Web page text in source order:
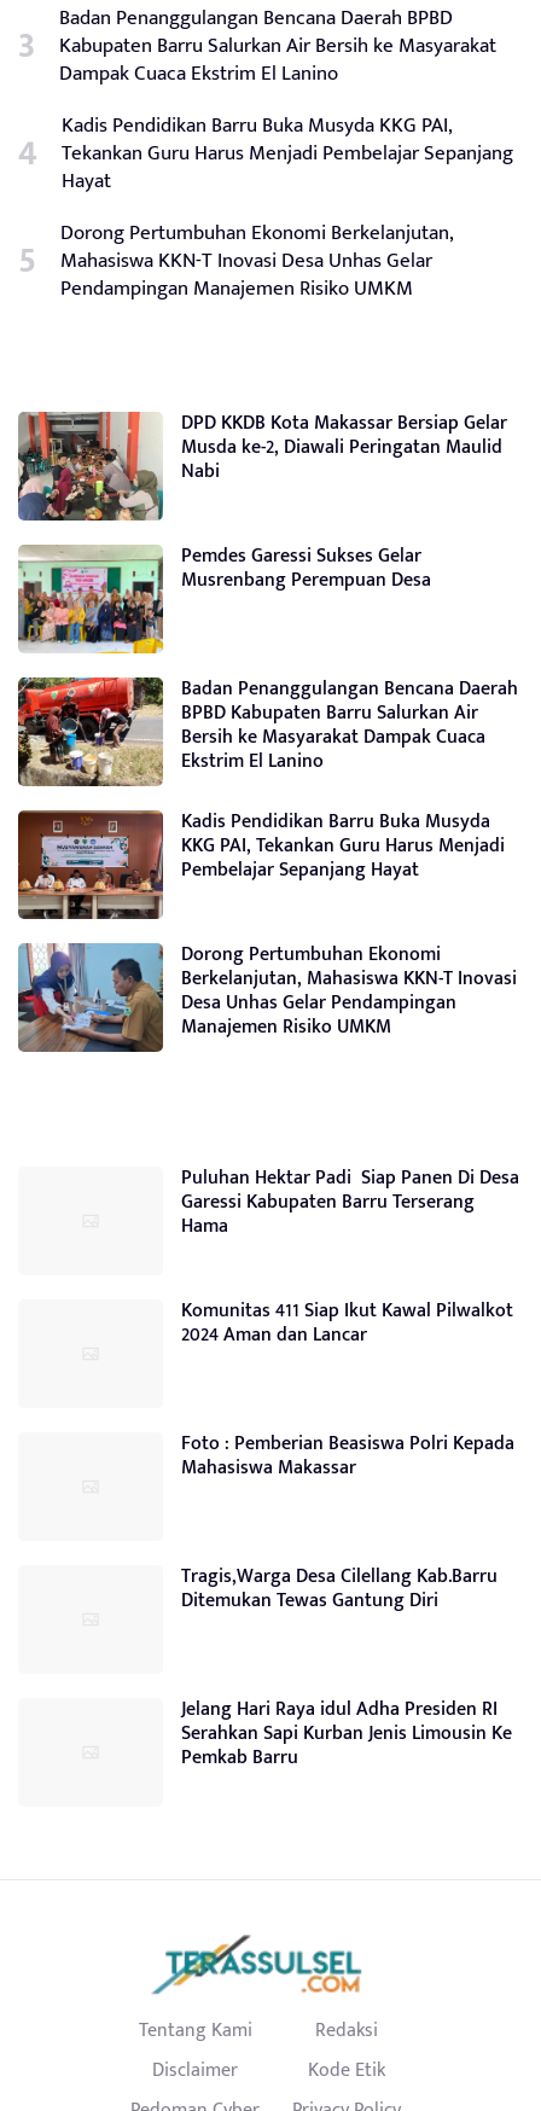
Badan Penanggulangan Bencana Daerah BPBD
Kabupaten Barru Salurkan Air Bersih ke Masyarakat
Dampak Cuaca Ekstrim El Lanino
Kadis Pendidikan Barru Buka Musyda KKG PAI,
Tekankan Guru Harus Menjadi Pembelajar Sepanjang
Hayat
Dorong Pertumbuhan Ekonomi Berkelanjutan,
Mahasiswa KKN-T Inovasi Desa Unhas Gelar
Pendampingan Manajemen Risiko UMKM
DPD KKDB Kota Makassar Bersiap Gelar
Musda ke-2, Diawali Peringatan Maulid
Nabi
Pemdes Garessi Sukses Gelar
Musrenbang Perempuan Desa
Badan Penanggulangan Bencana Daerah
BPBD Kabupaten Barru Salurkan Air
Bersih ke Masyarakat Dampak Cuaca
Ekstrim El Lanino
Kadis Pendidikan Barru Buka Musyda
KKG PAI, Tekankan Guru Harus Menjadi
Pembelajar Sepanjang Hayat
Dorong Pertumbuhan Ekonomi
Berkelanjutan, Mahasiswa KKN-T Inovasi
Desa Unhas Gelar Pendampingan
Manajemen Risiko UMKM
Puluhan Hektar Padi Siap Panen Di Desa
Garessi Kabupaten Barru Terserang
Hama
Komunitas 411 Siap Ikut Kawal Pilwalkot
2024 Aman dan Lancar
Foto : Pemberian Beasiswa Polri Kepada
Mahasiswa Makassar
Tragis,Warga Desa Cilellang Kab.Barru
Ditemukan Tewas Gantung Diri
Jelang Hari Raya idul Adha Presiden RI
Serahkan Sapi Kurban Jenis Limousin Ke
Pemkab Barru
Tentang Kami
Redaksi
Disclaimer
Kode Etik